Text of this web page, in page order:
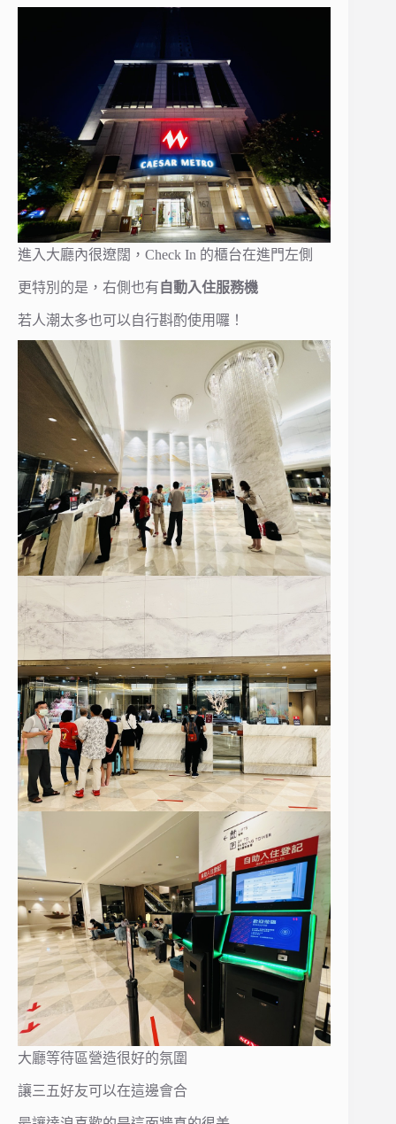
進入大廳內很遼闊，Check In 的櫃台在進門左側
更特別的是，右側也有 自動入住服務機
若人潮太多也可以自行斟酌使用囉！
大廳等待區營造很好的氛圍
讓三五好友可以在這邊會合